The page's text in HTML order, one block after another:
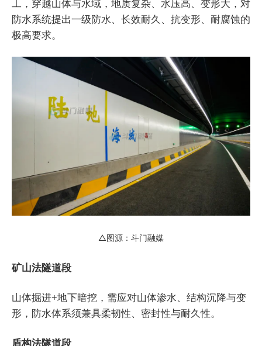
工，穿越山体与水域，地质复杂、水压高、变形大，对
防水系统提出一级防水、长效耐久、抗变形、耐腐蚀的
极高要求。
△图源：斗门融媒
矿山法隧道段
山体掘进+地下暗挖，需应对山体渗水、结构沉降与变
形，防水体系须兼具柔韧性、密封性与耐久性。
盾构法隧道段